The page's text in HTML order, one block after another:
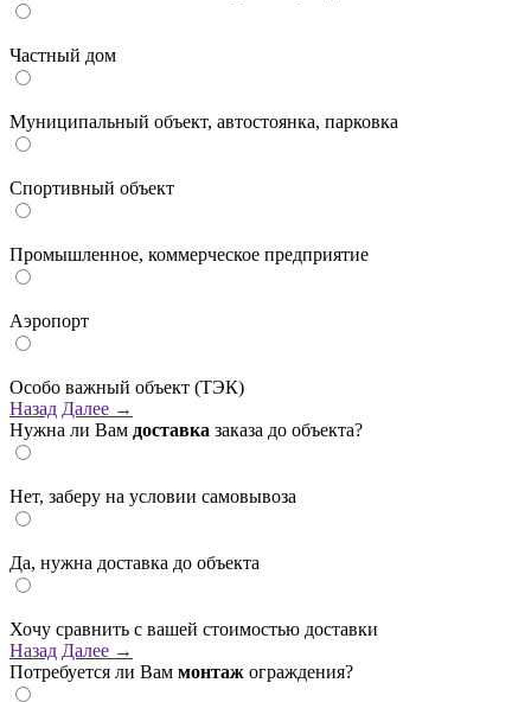
Частный дом
Муниципальный объект, автостоянка, парковка
Спортивный объект
Промышленное, коммерческое предприятие
Аэропорт
Особо важный объект (ТЭК)
Назад Далее →
Нужна ли Вам доставка заказа до объекта?
Нет, заберу на условии самовывоза
Да, нужна доставка до объекта
Хочу сравнить с вашей стоимостью доставки
Назад Далее →
Потребуется ли Вам монтаж ограждения?